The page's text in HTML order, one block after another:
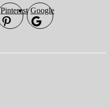
Pinterest Google